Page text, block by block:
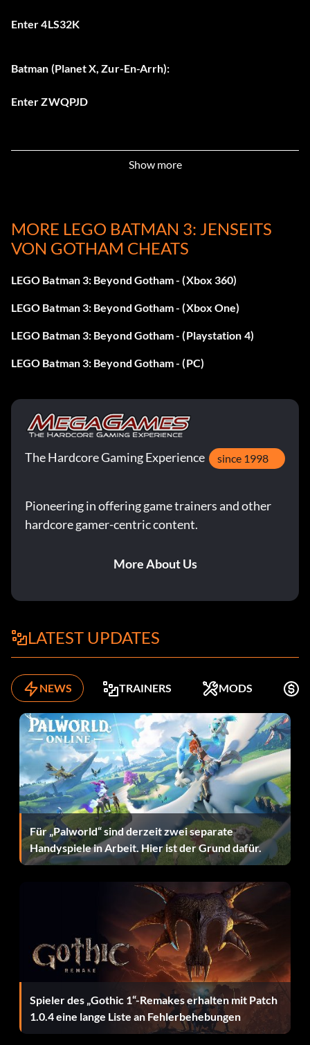
Enter 4LS32K
Batman (Planet X, Zur-En-Arrh):
Enter ZWQPJD
Blauer Käfer:
Enter APEKBV
Enter 5SW59X
Enter 4HRERD
Frankenstein:
Giganta:
Enter 9WYGLP
Kevin Smith:
Enter J6ANCT
Lobo:
Enter B5ABPQ
Music Meister:
Enter N9CZ7S
Plastic Man:
Enter H2VB8Z
Show more
MORE LEGO BATMAN 3: JENSEITS
VON GOTHAM CHEATS
LEGO Batman 3: Beyond Gotham - (Xbox 360)
LEGO Batman 3: Beyond Gotham - (Xbox One)
LEGO Batman 3: Beyond Gotham - (Playstation 4)
LEGO Batman 3: Beyond Gotham - (PC)
The Hardcore Gaming Experience since 1998
Pioneering in offering game trainers and other
hardcore gamer-centric content.
More About Us
LATEST UPDATES
NEWS TRAINERS MODS
Für „Palworld“ sind derzeit zwei separate
Handyspiele in Arbeit. Hier ist der Grund dafür.
Spieler des „Gothic 1“-Remakes erhalten mit Patch
1.0.4 eine lange Liste an Fehlerbehebungen